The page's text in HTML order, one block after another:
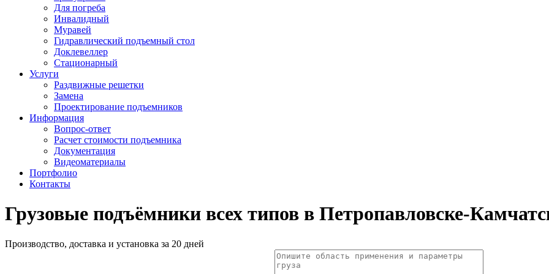
Для погреба
Инвалидный
Муравей
Гидравлический подъемный стол
Доклевеллер
Стационарный
Услуги
Раздвижные решетки
Замена
Проектирование подъемников
Информация
Вопрос-ответ
Расчет стоимости подъемника
Документация
Видеоматериалы
Портфолио
Контакты
Грузовые подъёмники всех типов в Петропавловске-
Производство, доставка и установка за 20 дней